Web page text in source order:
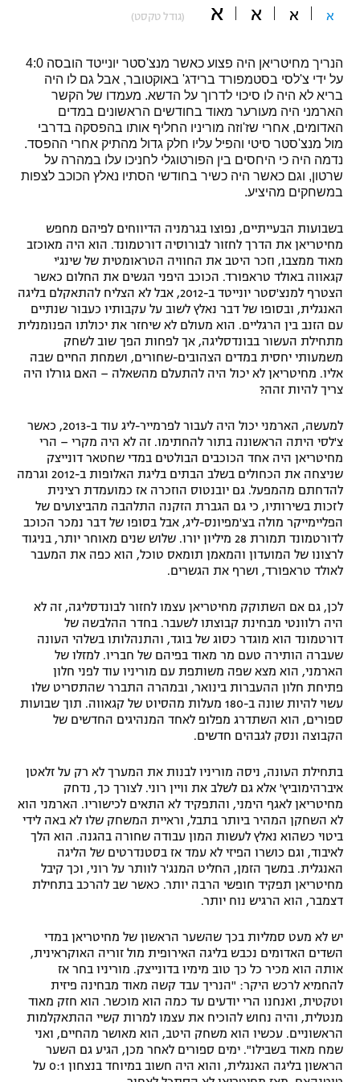
"מחצית בשכונה" – פודקאסט
משתתפים וזוכים בפרסים
תקנון משתתפים וזוכים בפרסים
תקנון עבור פעילות אלקטרה
תקנון עבור פעילות ספורט 1 – "מרלן"
טניס
גיימינג E-Sports
תנאי שימוש
מדיניות פרטיות
תקנון פעילות ספורט 1
רשיון להקרנה פומבית לבית עסק
הצטרפות לחבילת הערוצים
לוח דרושים – ג'ובנט
תגיות
המגזין
ספורט מוטורי
כדורמים
פוטבול אמריקאי NFL
בייסבול MLB
ספורט אתגרי ואקסטרים
אומנויות לחימה
גיימינג E-Sports
א א א א (גודל טקסט)
הנריך מחיטריאן היה פצוע כאשר מנצ'סטר יונייטד הובסה 4:0
על ידי צ'לסי בסטמפורד ברידג' באוקטובר, אבל גם לו היה
בריא לא היה לו סיכוי לדרוך על הדשא. מעמדו של הקשר
הארמני היה מעורער מאוד בחודשים הראשונים במדים
האדומים, אחרי שז'וזה מוריניו החליף אותו בהפסקה בדרבי
מול מנצ'סטר סיטי והפיל עליו חלק גדול מהתיק אחרי ההפסד.
נדמה היה כי היחסים בין הפורטוגלי לחניכו עלו במהרה על
שרטון, וגם כאשר היה כשיר בחודשי הסתיו נאלץ הכוכב לצפות
במשחקים מהיציע.
בשבועות הבעייתיים, נפוצו בגרמניה הדיווחים לפיהם מחפש
מחיטריאן את הדרך לחזור לבורוסיה דורטמונד. הוא היה מאוכזב
מאוד ממצבו, וזכר היטב את החוויה הטראומטית של שינג'י
קגאווה באולד טראפורד. הכוכב היפני הגשים את החלום כאשר
הצטרף למנצ'סטר יונייטד ב-2012, אבל לא הצליח להתאקלם בליגה
האנגלית, ובסופו של דבר נאלץ לשוב על עקבותיו כעבור שנתיים
עם הזנב בין הרגליים. הוא מעולם לא שיחזר את יכולתו הפנומנלית
מתחילת העשור בבונדסליגה, אך לפחות הפך שוב לשחק
משמעותי יחסית במדים הצהובים-שחורים, ושמחת החיים שבה
אליו. מחיטריאן לא יכול היה להתעלם מהשאלה – האם גורלו היה
צריך להיות זהה?
למעשה, הארמני יכול היה לעבור לפרמייר-ליג עוד ב-2013, כאשר
צ'לסי היתה הראשונה בתור להחתימו. זה לא היה מקרי – הרי
מחיטריאן היה אחד הכוכבים הבולטים במדי שחטאר דונייצק
שניצחה את הכחולים בשלב הבתים בליגת האלופות ב-2012 וגרמה
להדחתם מהמפעל. גם יובנטוס הוזכרה אז כמועמדת רצינית
לזכות בשירותיו, כי גם הגברת הזקנה התלהבה מהביצועים של
הפליימייקר מולה בצ'מפיונס-ליג, אבל בסופו של דבר נמכר הכוכב
לדורטמונד תמורת 28 מיליון יורו. שלוש שנים מאוחר יותר, בניגוד
לרצונו של המועדון והמאמן תומאס טוכל, הוא כפה את המעבר
לאולד טראפורד, ושרף את הגשרים.
לכן, גם אם השתוקק מחיטריאן עצמו לחזור לבונדסליגה, זה לא
היה רלוונטי מבחינת קבוצתו לשעבר. בחדר ההלבשה של
דורטמונד הוא מוגדר כסוג של בוגד, והתנהלותו בשלהי העונה
שעברה הותירה טעם מר מאוד בפיהם של חבריו. למזלו של
הארמני, הוא מצא שפה משותפת עם מוריניו עוד לפני חלון
פתיחת חלון ההעברות בינואר, ובמהרה התברר שהתסריט שלו
עשוי להיות שונה ב-180 מעלות מהסיוט של קגאווה. תוך שבועות
ספורים, הוא השתדרג מפלופ לאחד המנהיגים החדשים של
הקבוצה ונסק לגבהים חדשים.
בתחילת העונה, ניסה מוריניו לבנות את המערך לא רק על זלאטן
איברהימוביץ' אלא גם לשלב את וויין רוני. לצורך כך, נדחק
מחיטריאן לאגף הימני, והתפקיד לא התאים לכישוריו. הארמני הוא
לא השחקן המהיר ביותר בתבל, וראיית המשחק שלו לא באה לידי
ביטוי כשהוא נאלץ לעשות המון עבודה שחורה בהגנה. הוא הלך
לאיבוד, וגם כושרו הפיזי לא עמד אז בסטנדרטים של הליגה
האנגלית. במשך הזמן, החליט המנג'ר לוותר על רוני, וכך קיבל
מחיטריאן תפקיד חופשי הרבה יותר. כאשר שב להרכב בתחילת
דצמבר, הוא הרגיש נוח יותר.
יש לא מעט סמליות בכך שהשער הראשון של מחיטריאן במדי
השדים האדומים נכבש בליגה האירופית מול זוריה האוקראינית,
אותה הוא מכיר כל כך טוב מימיו בדונייצק. מוריניו בחר אז
להחמיא לרכש היקר: "הנריך עבד קשה מאוד מבחינה פיזית
וטקטית, ואנחנו הרי יודעים עד כמה הוא מוכשר. הוא חזק מאוד
מנטלית, והיה נחוש להוכיח את עצמו למרות קשיי ההתאקלמות
הראשוניים. עכשיו הוא משחק היטב, הוא מאושר מהחיים, ואני
שמח מאוד בשבילו". ימים ספורים לאחר מכן, הגיע גם השער
הראשון בליגה האנגלית, והוא היה חשוב במיוחד בנצחון 0:1 על